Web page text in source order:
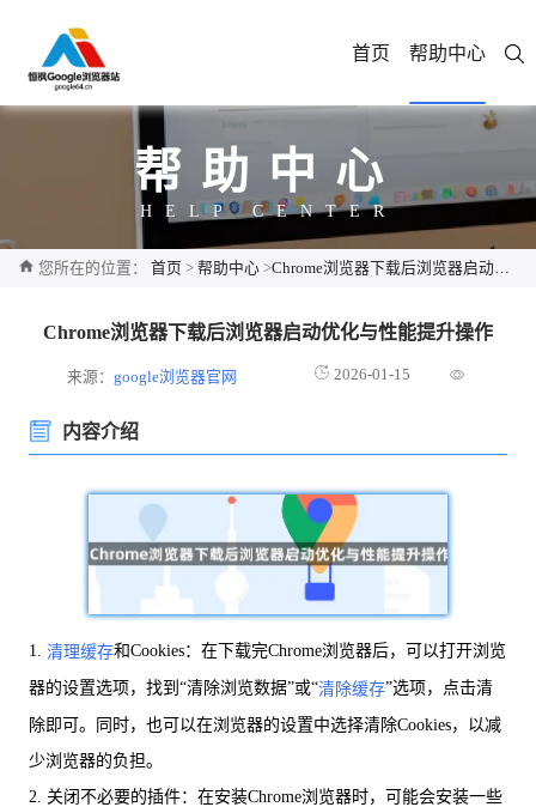
首页 帮助中心
帮助中心
HELP CENTER
您所在的位置： 首页 > 帮助中心 >Chrome浏览器下载后浏览器启动优化与性能提升操作
Chrome浏览器下载后浏览器启动优化与性能提升操作
来源：google浏览器官网 2026-01-15
内容介绍
1. 清理缓存和Cookies：在下载完Chrome浏览器后，可以打开浏览
器的设置选项，找到“清除浏览数据”或“清除缓存”选项，点击清
除即可。同时，也可以在浏览器的设置中选择清除Cookies，以减
少浏览器的负担。
2. 关闭不必要的插件：在安装Chrome浏览器时，可能会安装一些